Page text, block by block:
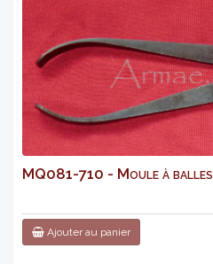
MQ081-710 - Moule à
Ajouter au panier